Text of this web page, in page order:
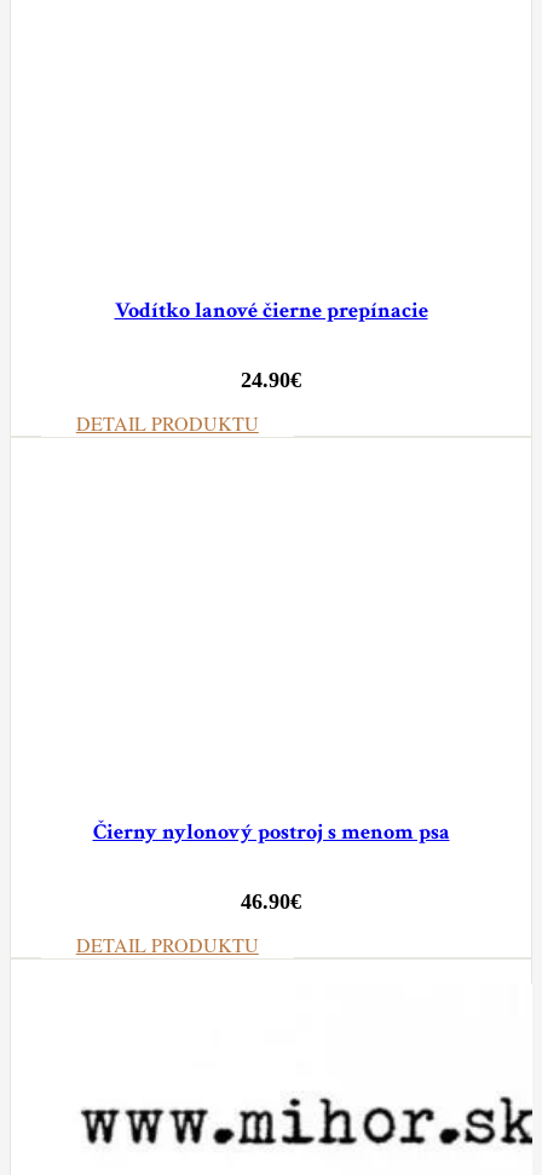
Vodítko lanové čierne prepínacie
24.90€
DETAIL PRODUKTU
Čierny nylonový postroj s menom psa
46.90€
DETAIL PRODUKTU